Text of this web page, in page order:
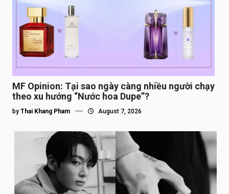
MF Opinion: Tại sao ngày càng nhiều người chạy
theo xu hướng “Nước hoa Dupe”?
by Thai Khang Pham August 7, 2026